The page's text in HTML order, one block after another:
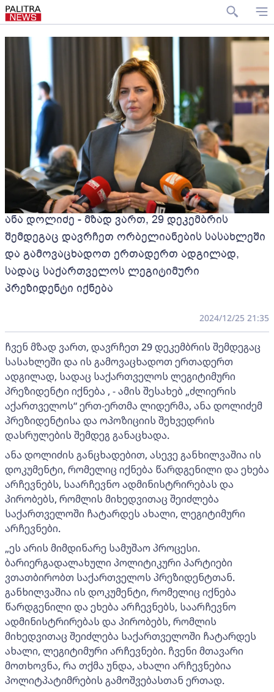
ანა დოლიძე - მზად ვართ, 29 დეკემბრის
შემდეგაც დავრჩეთ ორბელიანების სასახლეში
და გამოვაცხადოთ ერთადერთ ადგილად,
სადაც საქართველოს ლეგიტიმური
პრეზიდენტი იქნება
2024/12/25 21:35
ჩვენ მზად ვართ, დავრჩეთ 29 დეკემბრის შემდეგაც
სასახლეში და ის გამოვაცხადოთ ერთადერთ
ადგილად, სადაც საქართველოს ლეგიტიმური
პრეზიდენტი იქნება , - ამის შესახებ „ძლიერის
აქართველოს“ ერთ-ერთმა ლიდერმა, ანა დოლიძემ
პრეზიდენტისა და ოპოზიციის შეხვედრის
დასრულების შემდეგ განაცხადა.
ანა დოლიძის განცხადებით, ასევე განხილვაშია ის
დოკუმენტი, რომელიც იქნება წარდგენილი და ეხება
არჩევნებს, საარჩევნო ადმინისტრირებას და
პირობებს, რომლის მიხედვითაც შეიძლება
საქართველოში ჩატარდეს ახალი, ლეგიტიმური
არჩევნები.
„ეს არის მიმდინარე სამუშაო პროცესი.
ბარიერგადალახული პოლიტიკური პარტიები
ვთათბირობთ საქართველოს პრეზიდენტთან.
განხილვაშია ის დოკუმენტი, რომელიც იქნება
წარდგენილი და ეხება არჩევნებს, საარჩევნო
ადმინისტრირებას და პირობებს, რომლის
მიხედვითაც შეიძლება საქართველოში ჩატარდეს
ახალი, ლეგიტიმური არჩევნები. ჩვენი მთავარი
მოთხოვნა, რა თქმა უნდა, ახალი არჩევნებია
პოლიტპატიმრების გამოშვებასთან ერთად.